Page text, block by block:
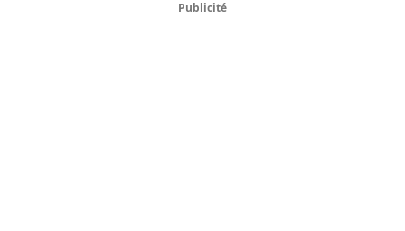
Publicité